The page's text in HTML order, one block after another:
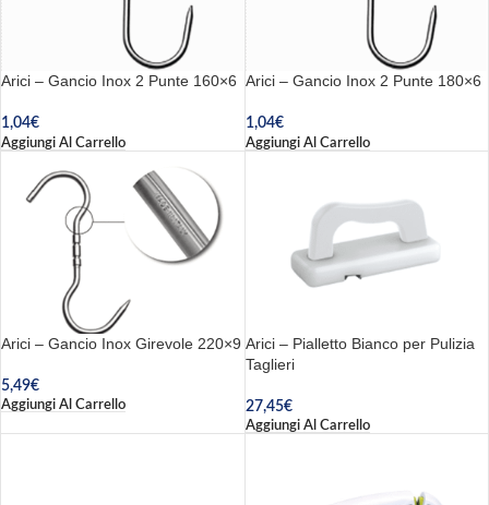
Arici – Gancio Inox 2 Punte 160×6
1,04€
Aggiungi Al Carrello
Arici – Gancio Inox 2 Punte 180×6
1,04€
Aggiungi Al Carrello
Arici – Gancio Inox Girevole 220×9
5,49€
Aggiungi Al Carrello
Arici – Pialletto Bianco per Pulizia
Taglieri
27,45€
Aggiungi Al Carrello